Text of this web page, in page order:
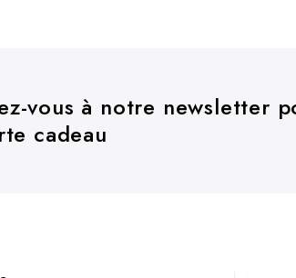
vous à notre newsletter
cadeau